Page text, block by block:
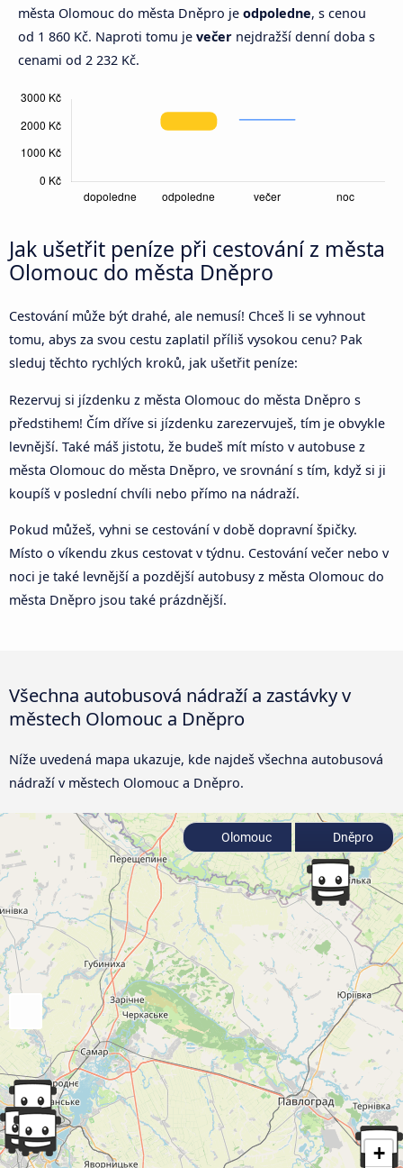
města Olomouc do města Dněpro je odpoledne, s cenou
od 1 860 Kč. Naproti tomu je večer nejdražší denní doba s
cenami od 2 232 Kč.
Jak ušetřit peníze při cestování z města
Olomouc do města Dněpro
Cestování může být drahé, ale nemusí! Chceš li se vyhnout
tomu, abys za svou cestu zaplatil příliš vysokou cenu? Pak
sleduj těchto rychlých kroků, jak ušetřit peníze:
Rezervuj si jízdenku z města Olomouc do města Dněpro s
předstihem! Čím dříve si jízdenku zarezervuješ, tím je obvykle
levnější. Také máš jistotu, že budeš mít místo v autobuse z
města Olomouc do města Dněpro, ve srovnání s tím, když si ji
koupíš v poslední chvíli nebo přímo na nádraží.
Pokud můžeš, vyhni se cestování v době dopravní špičky.
Místo o víkendu zkus cestovat v týdnu. Cestování večer nebo v
noci je také levnější a pozdější autobusy z města Olomouc do
města Dněpro jsou také prázdnější.
Všechna autobusová nádraží a zastávky v
městech Olomouc a Dněpro
Níže uvedená mapa ukazuje, kde najdeš všechna autobusová
nádraží v městech Olomouc a Dněpro.
+
Olomouc Dněpro